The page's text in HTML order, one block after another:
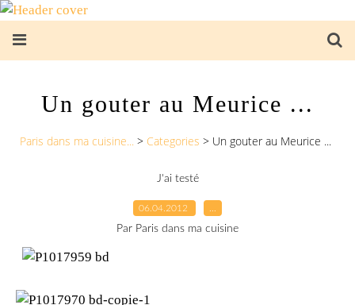
Un gouter au Meurice ...
Paris dans ma cuisine... > Categories > Un gouter au Meurice ...
J'ai testé
06.04.2012
Par Paris dans ma cuisine